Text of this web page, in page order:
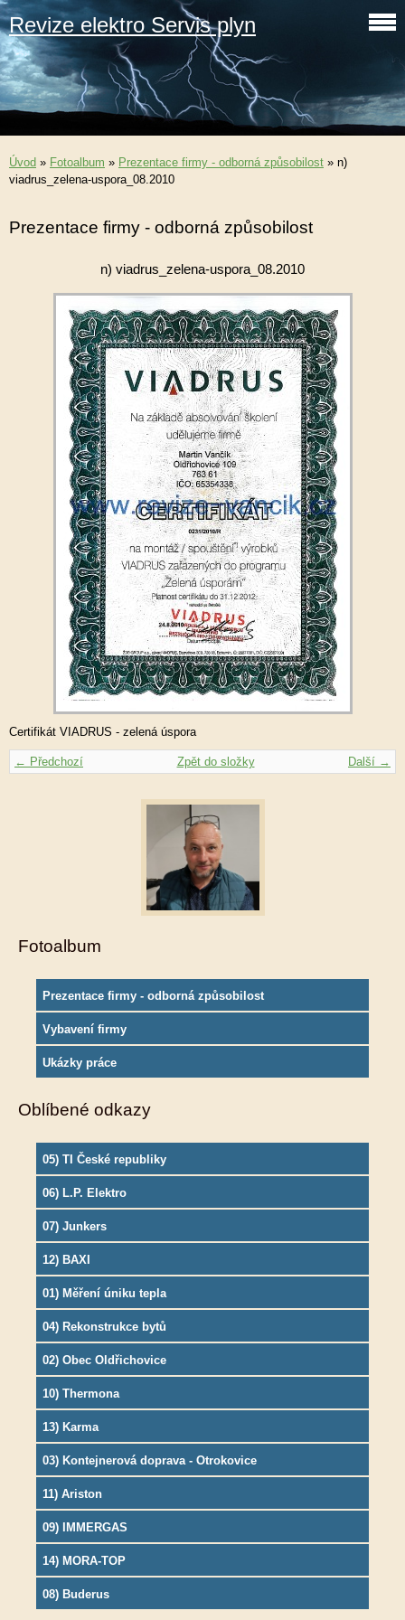
Revize elektro Servis plyn
Úvod » Fotoalbum » Prezentace firmy - odborná způsobilost » n)
viadrus_zelena-uspora_08.2010
Prezentace firmy - odborná způsobilost
n) viadrus_zelena-uspora_08.2010
Certifikát VIADRUS - zelená úspora
← Předchozí Další →
Zpět do složky
Fotoalbum
Prezentace firmy - odborná způsobilost
Vybavení firmy
Ukázky práce
Oblíbené odkazy
05) TI České republiky
06) L.P. Elektro
07) Junkers
12) BAXI
01) Měření úniku tepla
04) Rekonstrukce bytů
02) Obec Oldřichovice
10) Thermona
13) Karma
03) Kontejnerová doprava - Otrokovice
11) Ariston
09) IMMERGAS
14) MORA-TOP
08) Buderus